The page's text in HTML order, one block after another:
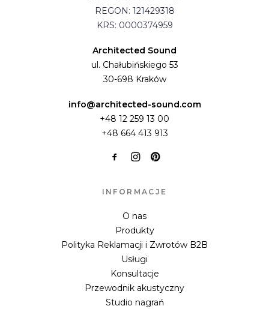
REGON: 121429318
KRS: 0000374959
Architected Sound
ul. Chałubińskiego 53
30-698 Kraków
info@architected-sound.com
+48 12 259 13 00
+48 664 413 913
INFORMACJE
O nas
Produkty
Polityka Reklamacji i Zwrotów B2B
Usługi
Konsultacje
Przewodnik akustyczny
Studio nagrań